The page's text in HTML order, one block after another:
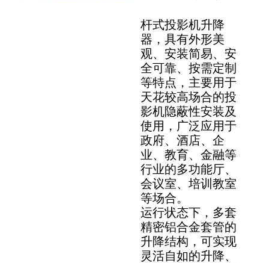
杆式投影机升降
器，具有外形美
观、安装简易、安
全可靠、按需定制
等特点，主要用于
天花较高场合的投
影机隐蔽性安装及
使用，广泛应用于
政府、酒店、企
业、教育、金融等
行业的多功能厅、
会议室、培训教室
等场合。
运行状态下，多套
精密铝合金套管的
升降结构，可实现
灵活自如的升降、